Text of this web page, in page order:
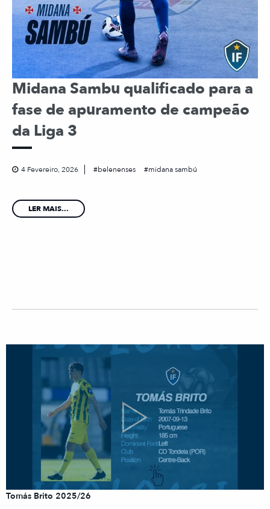
Midana Sambu qualificado para a
fase de apuramento de campeão
da Liga 3
4 Fevereiro, 2026 belenenses midana sambú
LER MAIS...
Tomás Brito 2025/26